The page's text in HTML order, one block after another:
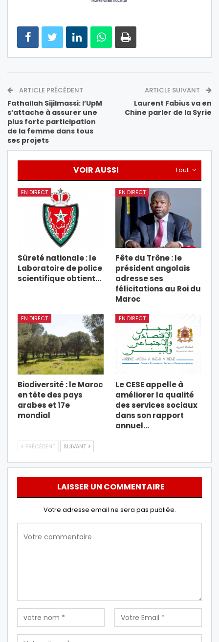
ARTICLE PRÉCÉDENT
Fathallah Sijilmassi: l’UpM
s’attache à assurer une
plus forte participation
de la femme dans tous
ses projets
ARTICLE SUIVANT
Laurent Fabius va en
Chine parler de la Syrie
Tout
VOIR AUSSI
EN DIRECT
Sûreté nationale : le
Laboratoire de police
scientifique obtient…
EN DIRECT
Fête du Trône : le
président angolais
adresse ses
félicitations au Roi du
Maroc
EN DIRECT
Biodiversité : le Maroc
en tête des pays
arabes et 17e
mondial
EN DIRECT
Le CESE appelle à
améliorer la qualité
des services sociaux
dans son rapport
annuel…
PRÉCÉDENT SUIVANT
LAISSER UN COMMENTAIRE
Votre adresse email ne sera pas publiée.